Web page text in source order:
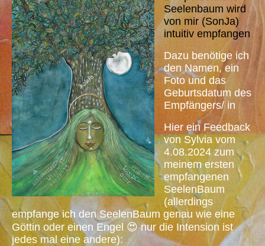
Seelenbaum wird
von mir (SonJa)
intuitiv empfangen
Dazu benötige ich
den Namen, ein
Foto und das
Geburtsdatum des
Empfängers/ in
Hier ein Feedback
von Sylvia vom
4.08.2024 zum
meinem ersten
empfangenen
SeelenBaum
(allerdings
empfange ich den SeelenBaum genau wie eine
Göttin oder einen Engel 😍 nur die Intension ist
jedes mal eine andere):